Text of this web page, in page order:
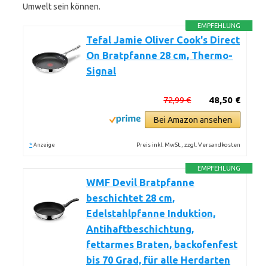
Umwelt sein können.
EMPFEHLUNG
Tefal Jamie Oliver Cook's Direct
On Bratpfanne 28 cm, Thermo-
Signal
48,50 €
72,99 €
Bei Amazon ansehen
* Anzeige Preis inkl. MwSt., zzgl. Versandkosten
EMPFEHLUNG
WMF Devil Bratpfanne
beschichtet 28 cm,
Edelstahlpfanne Induktion,
Antihaftbeschichtung,
fettarmes Braten, backofenfest
bis 70 Grad, für alle Herdarten